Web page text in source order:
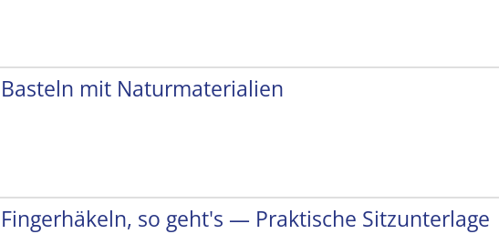
Basteln mit Naturmaterialien
Fingerhäkeln, so geht's — Praktische Sitzunterlage